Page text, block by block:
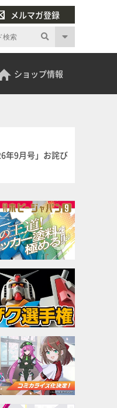
メルマガ登録
ショップ情報
年9月号」お詫び